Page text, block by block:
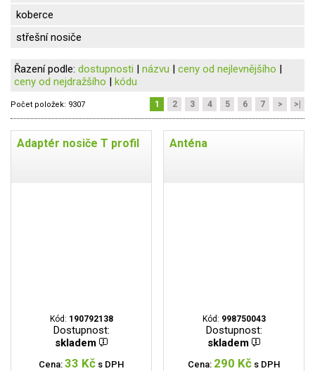
koberce
střešní nosiče
Řazení podle: dostupnosti | názvu | ceny od nejlevnějšího |
ceny od nejdražšího | kódu
Počet položek: 9307 1 2 3 4 5 6 7 > >|
Adaptér nosiče T profil
Kód: 190792138
Dostupnost:
skladem
Cena: 33 Kč s DPH
Anténa
Kód: 998750043
Dostupnost:
skladem
Cena: 290 Kč s DPH